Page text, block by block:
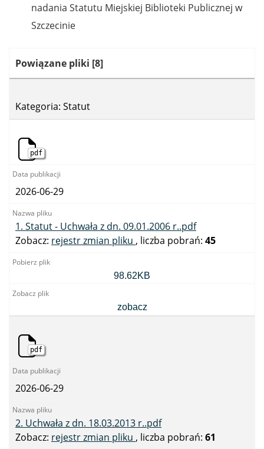
nadania Statutu Miejskiej Biblioteki Publicznej w
Szczecinie
Kategoria:
Powiązane pliki [8]
Kategoria: Statut
pdf
2026-06-29
1. Statut - Uchwała z dn. 09.01.2006 r..pdf
Zobacz: rejestr zmian pliku , liczba pobrań: 45
-
z
09.01.2006
r..pdf
98.62KB
zobacz
pdf
2026-06-29
2. Uchwała z dn. 18.03.2013 r..pdf
Zobacz: rejestr zmian pliku , liczba pobrań: 61